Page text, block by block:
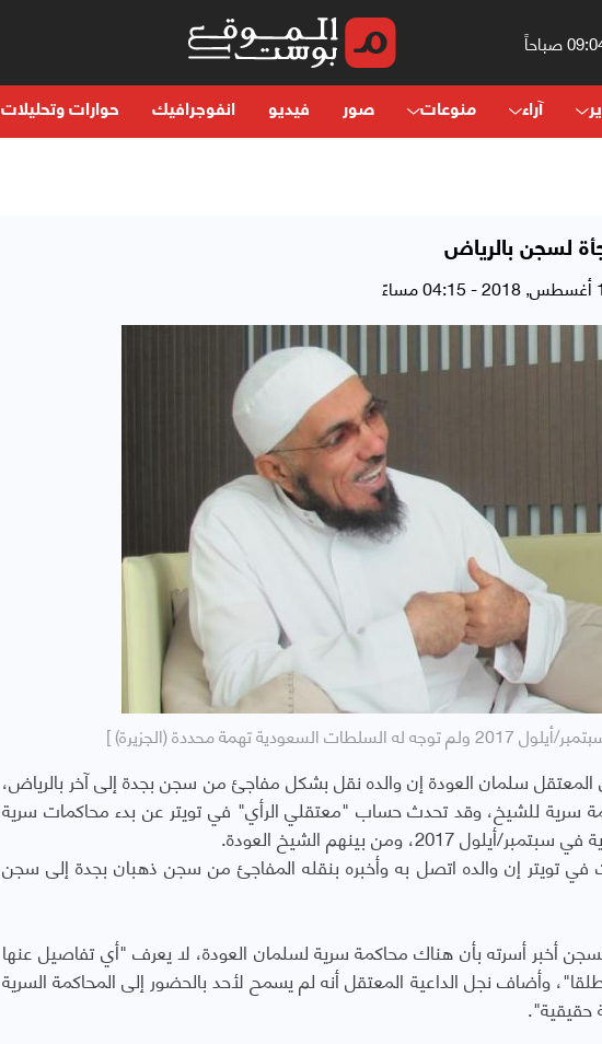
آراء منوعات صور فيديو انفوجرافيك حوارات وتحليلات
لسجن بالرياض
تهمة محددة (الجزيرة) ]
المعتقل سلمان العودة إن والده نقل بشكل مفاجئ من سجن بجدة إلى آخر بالرياض،
سرية للشيخ، وقد تحدث حساب "معتقلي الرأي" في تويتر عن بدء محاكمات سرية
ومن بينهم الشيخ العودة.
في تويتر إن والده اتصل به وأخبره بنقله المفاجئ من سجن ذهبان بجدة إلى سجن
أخبر أسرته بأن هناك محاكمة سرية لسلمان العودة، لا يعرف "أي تفاصيل عنها
وأضاف نجل الداعية المعتقل أنه لم يسمح لأحد بالحضور إلى المحاكمة السرية
حقيقية".